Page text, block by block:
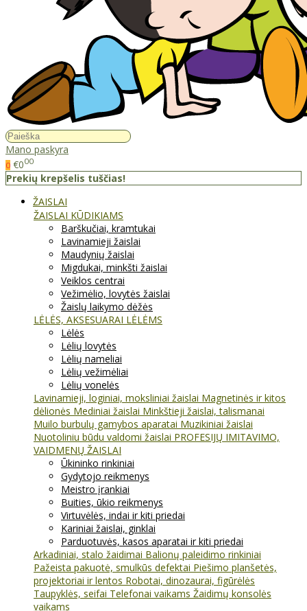
Mano paskyra
0 €000
Prekių krepšelis tuščias!
ŽAISLAI
ŽAISLAI KŪDIKIAMS
Barškučiai, kramtukai
Lavinamieji žaislai
Maudynių žaislai
Migdukai, minkšti žaislai
Veiklos centrai
Vežimėlio, lovytės žaislai
Žaislų laikymo dėžės
LĖLĖS, AKSESUARAI LĖLĖMS
Lėlės
Lėlių lovytės
Lėlių nameliai
Lėlių vežimėliai
Lėlių vonelės
Lavinamieji, loginiai, moksliniai žaislai Magnetinės ir kitos
dėlionės Mediniai žaislai Minkštieji žaislai, talismanai
Muilo burbulų gamybos aparatai Muzikiniai žaislai
Nuotoliniu būdu valdomi žaislai PROFESIJŲ IMITAVIMO,
VAIDMENŲ ŽAISLAI
Ūkininko rinkiniai
Gydytojo reikmenys
Meistro įrankiai
Buities, ūkio reikmenys
Virtuvėlės, indai ir kiti priedai
Kariniai žaislai, ginklai
Parduotuvės, kasos aparatai ir kiti priedai
Arkadiniai, stalo žaidimai Balionų paleidimo rinkiniai
Pažeista pakuotė, smulkūs defektai Piešimo planšetės,
projektoriai ir lentos Robotai, dinozaurai, figūrėlės
Taupyklės, seifai Telefonai vaikams Žaidimų konsolės
vaikams